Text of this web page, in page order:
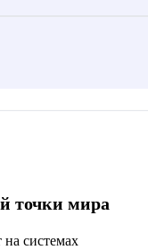
точки мира
системах